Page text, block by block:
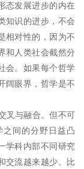
态发展进步的内在
知识的进步，不会
相对性的，因为不
和人类社会截然分
会。如果每个哲学
阔眼界，哲学是不
叉与融合。但不可
之间的分野日益凸
学科内部不同研究
交流越来越少。比